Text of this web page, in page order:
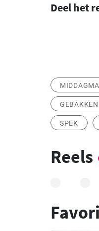
Deel het
GEBAKKEN
SPEK
Reels